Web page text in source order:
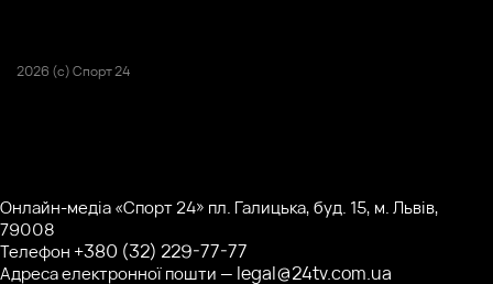
2026 (с) Спорт 24
Онлайн-медіа «Спорт 24» пл. Галицька, буд. 15, м. Львів,
79008
Телефон +380 (32) 229-77-77
Адреса електронної пошти — legal@24tv.com.ua